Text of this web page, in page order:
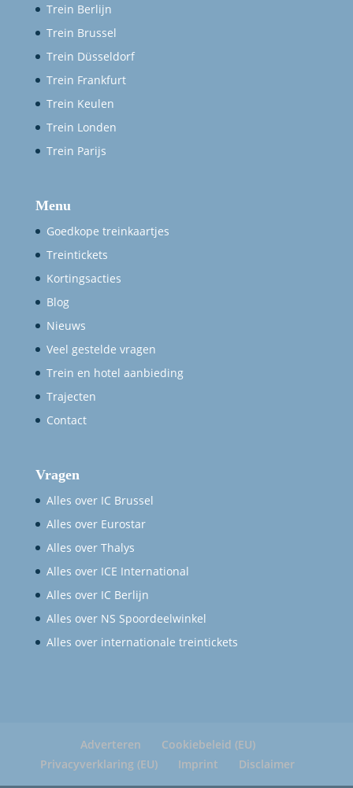
Trein Berlijn
Trein Brussel
Trein Düsseldorf
Trein Frankfurt
Trein Keulen
Trein Londen
Trein Parijs
Menu
Goedkope treinkaartjes
Treintickets
Kortingsacties
Blog
Nieuws
Veel gestelde vragen
Trein en hotel aanbieding
Trajecten
Contact
Vragen
Alles over IC Brussel
Alles over Eurostar
Alles over Thalys
Alles over ICE International
Alles over IC Berlijn
Alles over NS Spoordeelwinkel
Alles over internationale treintickets
Adverteren
Cookiebeleid (EU)
Privacyverklaring (EU)
Imprint Disclaimer